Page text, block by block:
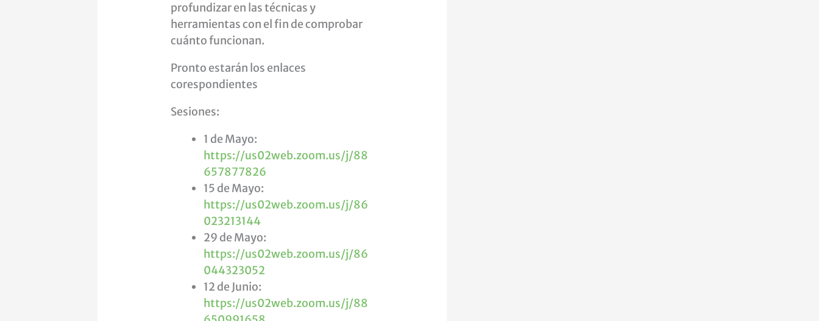
profundizar en las técnicas y
herramientas con el fin de comprobar
cuánto funcionan.
Pronto estarán los enlaces
corespondientes
Sesiones:
1 de Mayo:
https://us02web.zoom.us/j/88
657877826
15 de Mayo:
https://us02web.zoom.us/j/86
023213144
29 de Mayo:
https://us02web.zoom.us/j/86
044323052
12 de Junio:
https://us02web.zoom.us/j/88